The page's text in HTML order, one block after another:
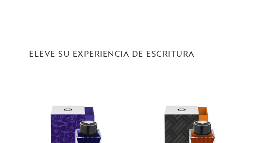
ELEVE SU EXPERIENCIA DE ESCRITURA